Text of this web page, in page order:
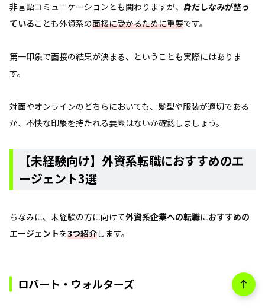
非言語コミュニケーションとも関わりますが、 身だしなみが整っ
ていることも外資系の面接に受かるために重要です。
第一印象で面接の結果が決まる、ということも実際にはありま
す。
対面やオンラインのどちらにおいても、髪型や服装が適切である
か、不快な印象を持たれる要素はないか確認しましょう。
【未経験向け】外資系転職におすすめのエ
ージェント3選
ちなみに、未経験の方に向けて外資系企業への転職におすすめの
エージェントを3つ紹介します。
ロバート・ウォルターズ